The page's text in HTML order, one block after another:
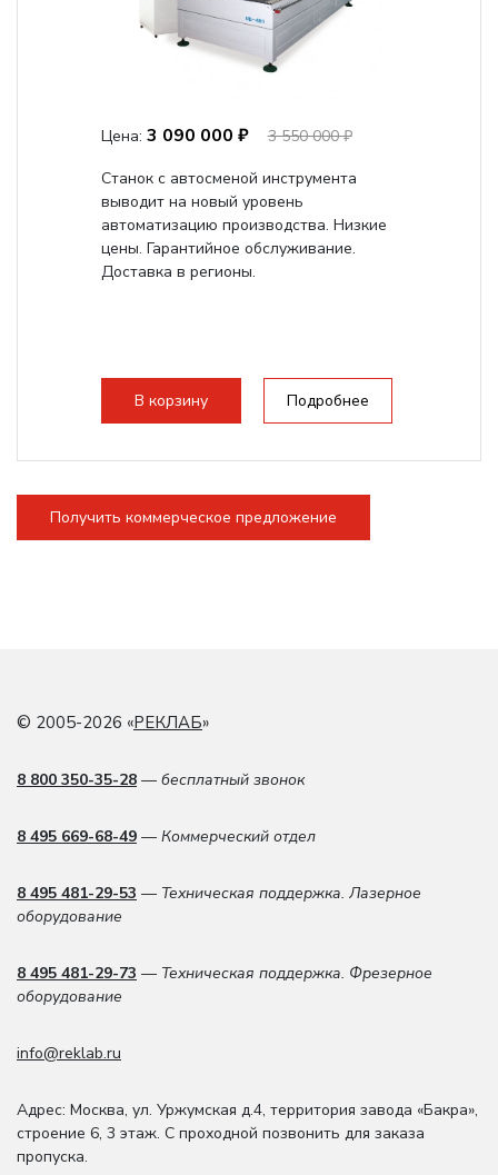
Цена: 3 090 000 ₽
3 550 000 ₽
Станок с автосменой инструмента
выводит на новый уровень
автоматизацию производства. Низкие
цены. Гарантийное обслуживание.
Доставка в регионы.
В корзину Подробнее
Получить коммерческое предложение
© 2005-2026 «РЕКЛАБ»
8 800 350-35-28 — бесплатный звонок
8 495 669-68-49 — Коммерческий отдел
8 495 481-29-53 — Техническая поддержка. Лазерное
оборудование
8 495 481-29-73 — Техническая поддержка. Фрезерное
оборудование
info@reklab.ru
Адрес: Москва, ул. Уржумская д.4, территория завода «Бакра»,
строение 6, 3 этаж. С проходной позвонить для заказа
пропуска.